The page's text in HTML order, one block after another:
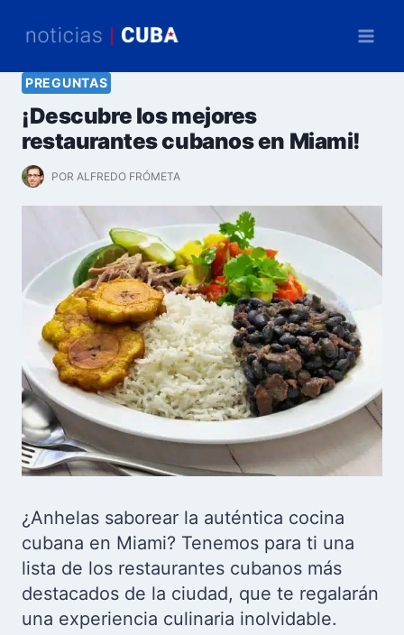
PREGUNTAS
¡Descubre los mejores
restaurantes cubanos en Miami!
POR ALFREDO FRÓMETA
¿Anhelas saborear la auténtica cocina
cubana en Miami? Tenemos para ti una
lista de los restaurantes cubanos más
destacados de la ciudad, que te regalarán
una experiencia culinaria inolvidable.